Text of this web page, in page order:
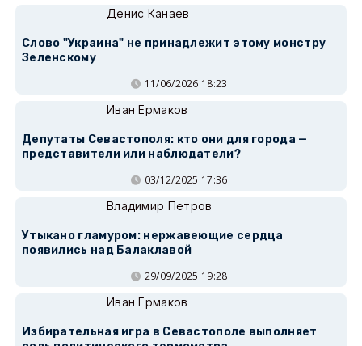
Денис Канаев
Слово "Украина" не принадлежит этому монстру
Зеленскому
11/06/2026 18:23
Иван Ермаков
Депутаты Севастополя: кто они для города —
представители или наблюдатели?
03/12/2025 17:36
Владимир Петров
Утыкано гламуром: нержавеющие сердца
появились над Балаклавой
29/09/2025 19:28
Иван Ермаков
Избирательная игра в Севастополе выполняет